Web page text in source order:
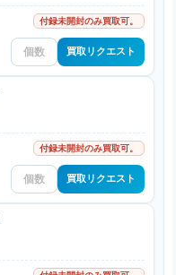
付録未開封のみ買取可。
買取リクエスト
付録未開封のみ買取可。
買取リクエスト